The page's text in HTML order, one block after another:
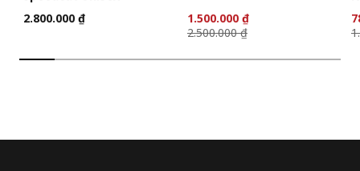
2.800.000 ₫
1.500.000 ₫
2.500.000 ₫